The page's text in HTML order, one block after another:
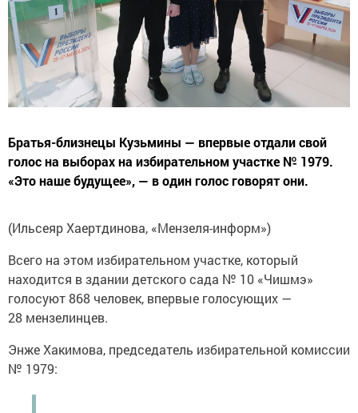
Братья-близнецы Кузьмины — впервые отдали свой
голос на выборах на избирательном участке № 1979.
«Это наше будущее», — в один голос говорят они.
(Ильсеяр Хаертдинова, «Мензеля-информ»)
Всего на этом избирательном участке, который
находится в здании детского сада № 10 «Чишмэ»
голосуют 868 человек, впервые голосующих —
28 мензелинцев.
Энже Хакимова, председатель избирательной комиссии
№ 1979: